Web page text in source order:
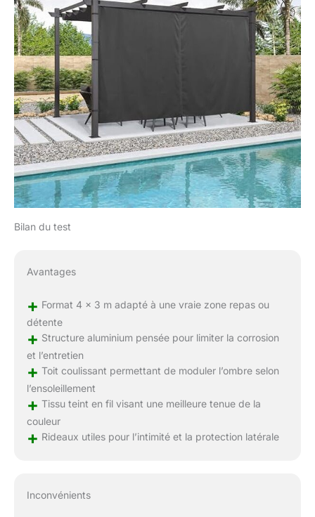
Bilan du test
Avantages
+ Format 4 x 3 m adapté à une vraie zone repas ou
détente
+ Structure aluminium pensée pour limiter la corrosion
et l’entretien
+ Toit coulissant permettant de moduler l’ombre selon
l’ensoleillement
+ Tissu teint en fil visant une meilleure tenue de la
couleur
+ Rideaux utiles pour l’intimité et la protection latérale
Inconvénients